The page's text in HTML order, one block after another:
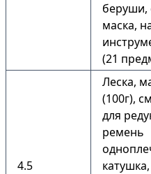
беруши,
маска,
(21
4.5
Леска,
(100г),
для
ремень